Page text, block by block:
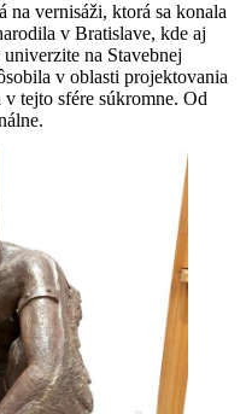
vernisáži, ktorá sa konala
v Bratislave, kde aj
na Stavebnej
v oblasti projektovania
tejto sfére súkromne. Od